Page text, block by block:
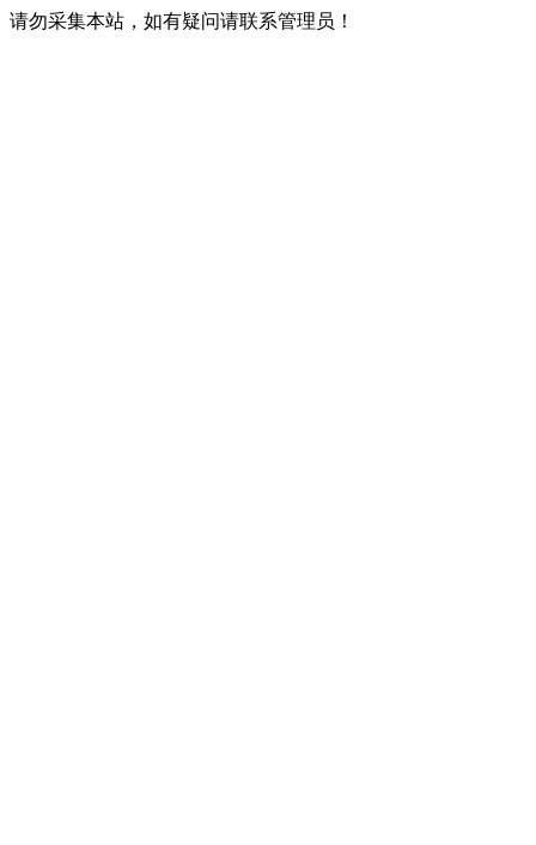
请勿采集本站，如有疑问请联系管理员！